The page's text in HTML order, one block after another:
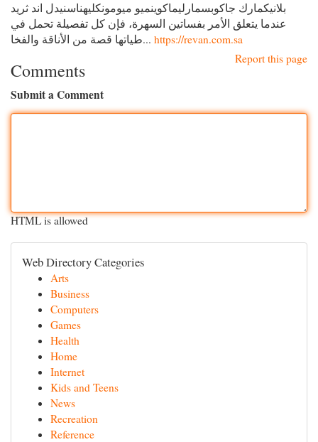
بلانيكمارك جاكوبسمارليماكوينميو ميومونكليهناسنيدل اند ثريد
عندما يتعلق الأمر بفساتين السهرة، فإن كل تفصيلة تحمل في
طياتها قصة من الأناقة والفخا... https://revan.com.sa
Report this page
Comments
Submit a Comment
HTML is allowed
Web Directory Categories
Arts
Business
Computers
Games
Health
Home
Internet
Kids and Teens
News
Recreation
Reference